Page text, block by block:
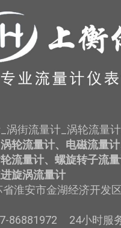
涡街流量计_涡轮流量
涡轮流量计、电磁流量
流量计、螺旋转子流
旋涡流量计
省淮安市金湖经济开发
86881972 24小时服